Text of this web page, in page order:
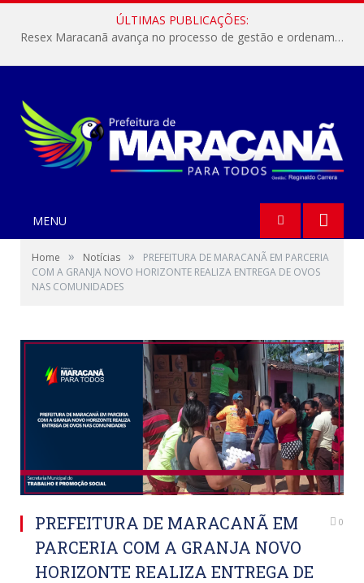
ÚLTIMAS PUBLICAÇÕES:
Resex Maracanã avança no processo de gestão e ordenamento do turismo em nossas áreas protegidas.
MENU
Home » Notícias »
PREFEITURA DE MARACANÃ EM PARCERIA
COM A GRANJA NOVO HORIZONTE REALIZA ENTREGA DE OVOS
NAS COMUNIDADES
PREFEITURA DE MARACANÃ EM
PARCERIA COM A GRANJA NOVO
HORIZONTE REALIZA ENTREGA DE
0